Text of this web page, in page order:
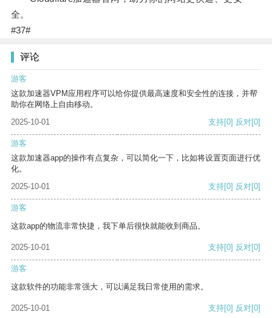
全。
#37#
评论
游客
这款加速器VPM应用程序可以给你提供最高速度和安全性的连接，并帮
助你在网络上自由移动。
2025-10-01
支持[0] 反对[0]
游客
这款加速器app的操作有点复杂，可以简化一下，比如将设置页面进行优
化。
2025-10-01
支持[0] 反对[0]
游客
这款app的物流非常快捷，我下单后很快就能收到商品。
2025-10-01 支持[0] 反对[0]
游客
这款软件的功能非常强大，可以满足我日常使用的需求。
2025-10-01 支持[0] 反对[0]